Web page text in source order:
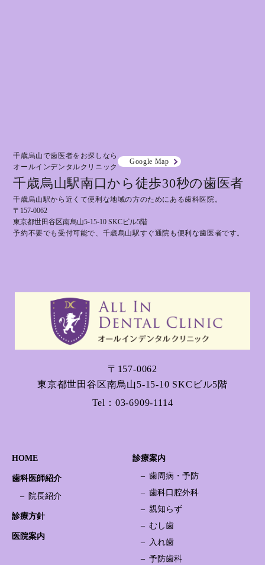
千歳烏山で歯医者をお探しなら
オールインデンタルクリニック
Google Map
千歳烏山駅南口から徒歩30秒の歯医者
千歳烏山駅から近くて便利な地域の方のためにある歯科医院。
〒157-0062
東京都世田谷区南烏山5-15-10 SKCビル5階
予約不要でも受付可能で、千歳烏山駅すぐ通院も便利な歯医者です。
〒157-0062
東京都世田谷区南烏山5-15-10 SKCビル5階
Tel： 03-6909-1114
HOME
歯科医師紹介
院長紹介
診療方針
医院案内
診療案内
歯周病・予防
歯科口腔外科
親知らず
むし歯
入れ歯
予防歯科